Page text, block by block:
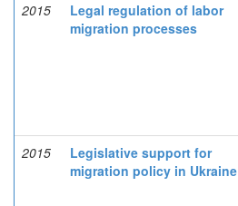
2015
Legal regulation of labor
migration processes
2015
Legislative support for
migration policy in Ukraine